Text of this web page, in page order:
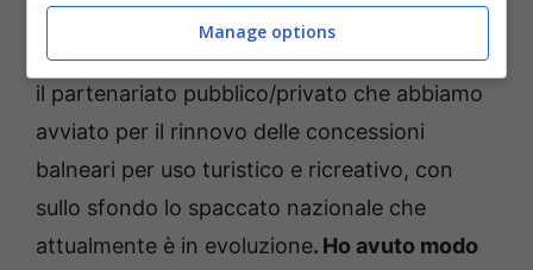
commenta Cristian Leccese
portare qui a Rimini l’esperienza di Gaeta, con
il partenariato pubblico/privato che abbiamo
avviato per il rinnovo delle concessioni
balneari per uso turistico e ricreativo, con
sullo sfondo lo spaccato nazionale che
attualmente è in evoluzione. Ho avuto modo
Manage options